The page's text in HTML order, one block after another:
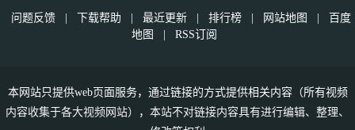
问题反馈 下载帮助 最近更新 排行榜 网站地图
百度
地图
RSS订阅
本网站只提供web页面服务，通过链接的方式提供相关内容（所有视频
内容收集于各大视频网站），本站不对链接内容具有进行编辑、整理、